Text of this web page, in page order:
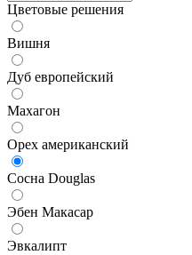
Цветовые решения
Вишня
Дуб европейский
Махагон
Орех американский
Сосна Douglas
Эбен Макасар
Эвкалипт